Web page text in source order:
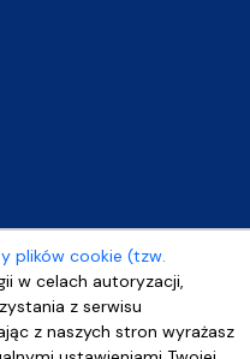
plików cookie (tzw.
w celach autoryzacji,
z serwisu
z naszych stron wyrażasz